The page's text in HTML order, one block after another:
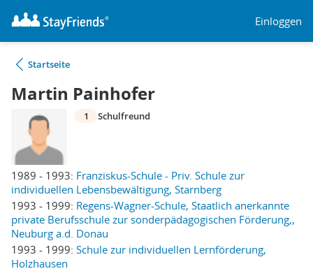
Einloggen
Startseite
Martin Painhofer
1989 - 1993: Franziskus-Schule - Priv. Schule zur
individuellen Lebensbewältigung, Starnberg
1993 - 1999: Regens-Wagner-Schule, Staatlich anerkannte
private Berufsschule zur sonderpädagogischen Förderung,,
Neuburg a.d. Donau
1993 - 1999: Schule zur individuellen Lernförderung,
Holzhausen
1 Schulfreund